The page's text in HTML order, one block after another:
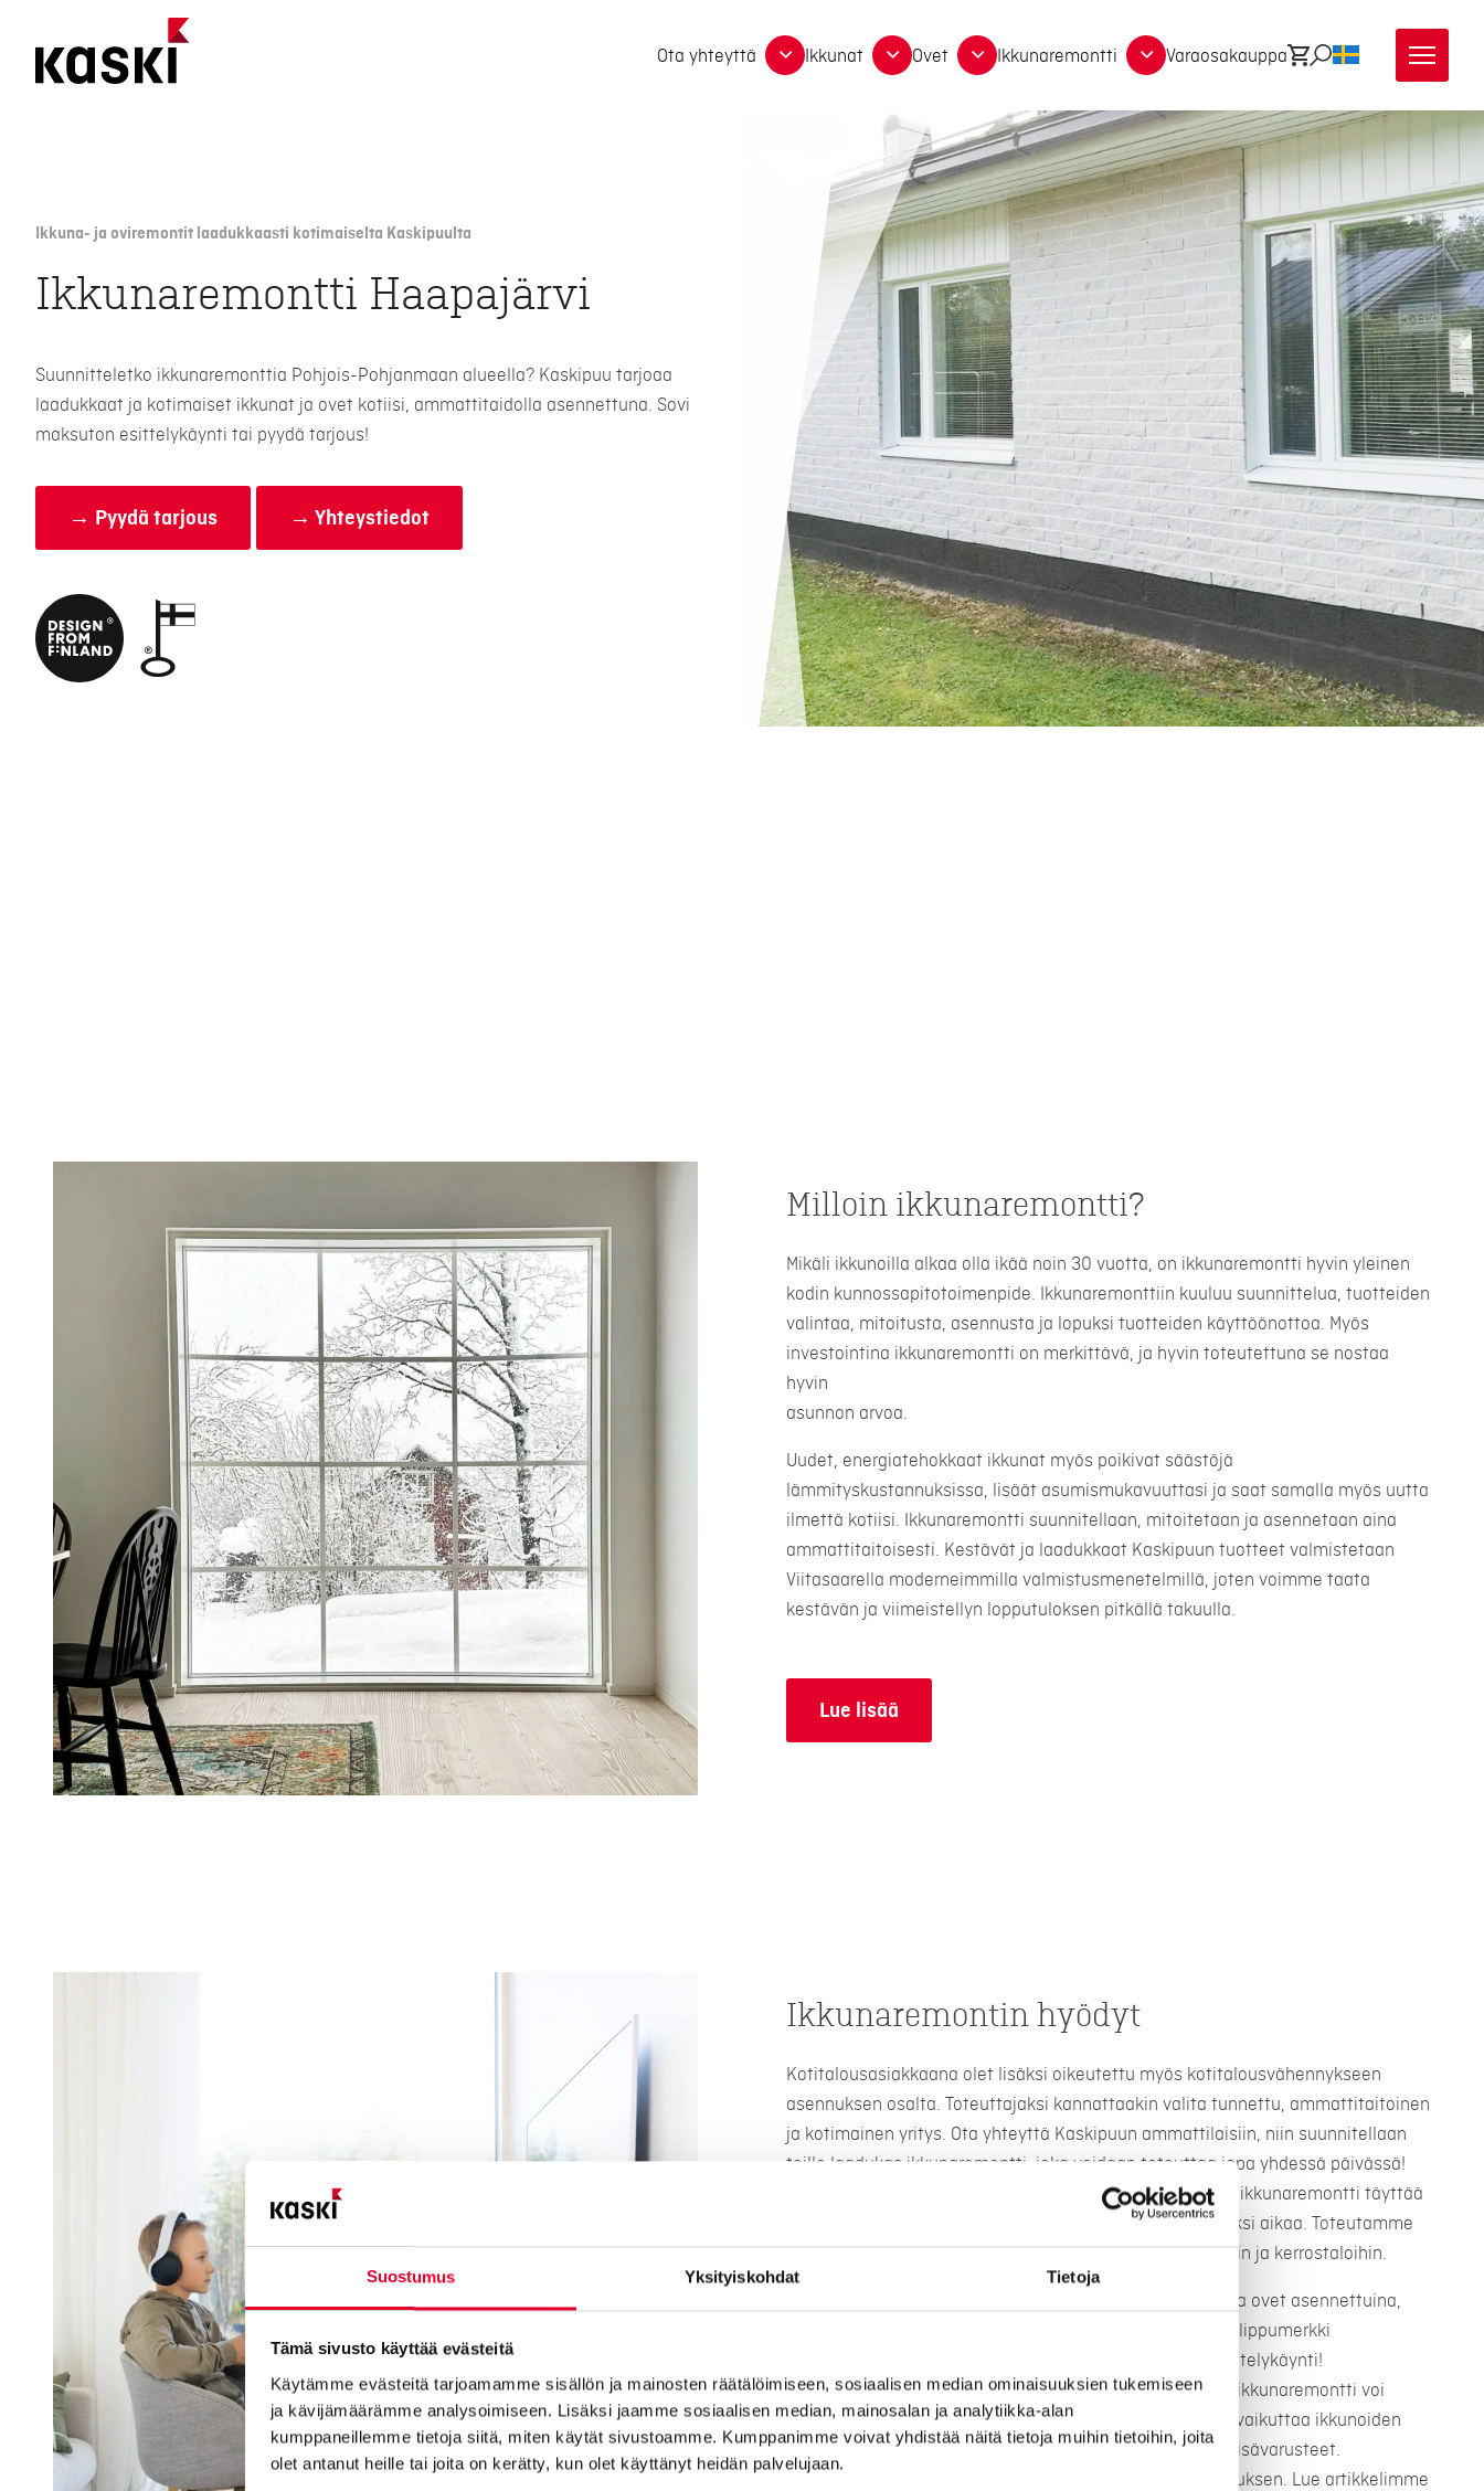
Suostumus Yksityiskohdat Tietoja
Tämä sivusto käyttää evästeitä
Käytämme evästeitä tarjoamamme sisällön ja mainosten räätälöimiseen, sosiaalisen median ominaisuuksien tukemiseen
ja kävijämäärämme analysoimiseen. Lisäksi jaamme sosiaalisen median, mainosalan ja analytiikka-alan
kumppaneillemme tietoja siitä, miten käytät sivustoamme. Kumppanimme voivat yhdistää näitä tietoja muihin tietoihin, joita
olet antanut heille tai joita on kerätty, kun olet käyttänyt heidän palvelujaan.
Ota yhteyttä Ikkunat Ovet Ikkunaremontti Varaosakauppa
Ostoskori
EtsiSV
Ikkuna- ja oviremontit laadukkaasti kotimaiselta Kaskipuulta
Ikkunaremontti Haapajärvi
Suunnitteletko ikkunaremonttia Pohjois-Pohjanmaan alueella? Kaskipuu tarjoaa
laadukkaat ja kotimaiset ikkunat ja ovet kotiisi, ammattitaidolla asennettuna. Sovi
maksuton esittelykäynti tai pyydä tarjous!
→ Pyydä tarjous → Yhteystiedot
Milloin ikkunaremontti?
Mikäli ikkunoilla alkaa olla ikää noin 30 vuotta, on ikkunaremontti hyvin yleinen
kodin kunnossapitotoimenpide. Ikkunaremonttiin kuuluu suunnittelua, tuotteiden
valintaa, mitoitusta, asennusta ja lopuksi tuotteiden käyttöönottoa. Myös
investointina ikkunaremontti on merkittävä, ja hyvin toteutettuna se nostaa
hyvin
asunnon arvoa.
Uudet, energiatehokkaat ikkunat myös poikivat säästöjä
lämmityskustannuksissa, lisäät asumismukavuuttasi ja saat samalla myös uutta
ilmettä kotiisi. Ikkunaremontti suunnitellaan, mitoitetaan ja asennetaan aina
ammattitaitoisesti. Kestävät ja laadukkaat Kaskipuun tuotteet valmistetaan
Viitasaarella moderneimmilla valmistusmenetelmillä, joten voimme taata
kestävän ja viimeistellyn lopputuloksen pitkällä takuulla.
Lue lisää
Ikkunaremontin hyödyt
Kotitalousasiakkaana olet lisäksi oikeutettu myös kotitalousvähennykseen
asennuksen osalta. Toteuttajaksi kannattaakin valita tunnettu, ammattitaitoinen
ja kotimainen yritys. Ota yhteyttä Kaskipuun ammattilaisiin, niin suunnitellaan
teille laadukas ikkunaremontti, joka voidaan toteuttaa jopa yhdessä päivässä!
Huolellisesti suunniteltu ja hyvin asennettu ja toteutettu ikkunaremontti täyttää
odotuksesi ja saat olla tyytyväinen lopputulokseen pitkäksi aikaa. Toteutamme
ikkunaremontin myös rivi- ja paritaloihin sekä taloyhtiöihin ja kerrostaloihin.
Kaskipuulta saat suomalaiset, elämää kestävät ikkunat ja ovet asennettuina,
myös rahoituksella! Ikkunoilla ja ulko-ovillamme on avainlippumerkki
tunnustuksena kotimaisesta työstä. Varaa maksuton esittelykäynti!
Minkä hintainen on ikkunaremontti? Karkeasti arvioituna ikkunaremontti voi
maksaa 8000 – 20 000 euroon. Ikkunaremontin hintaan vaikuttaa ikkunoiden
määrän lisäksi niiden koko, niihin valitut lasitukset sekä lisävarusteet.
Tutustumme ensin kohteeseesi ja annamme tarkan tarjouksen. Lue artikkelimme